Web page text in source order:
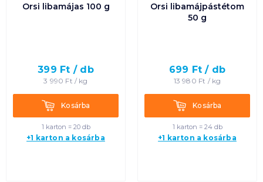
Orsi libamájas 100 g
399 Ft / db
3 990 Ft / kg
KosárbaKosárba
1 karton = 20 db
+1 karton a kosárba
Orsi libamájpástétom
50 g
699 Ft / db
13 980 Ft / kg
KosárbaKosárba
1 karton = 24 db
+1 karton a kosárba